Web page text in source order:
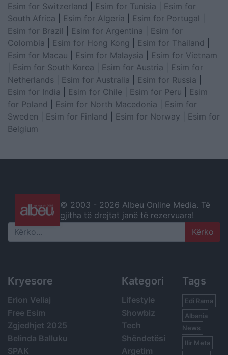
Esim for Switzerland
Esim for Tunisia
Esim for
South Africa
Esim for Algeria Esim for Portugal
Esim for Brazil
Esim for Argentina
Esim for
Colombia
Esim for Hong Kong Esim for Thailand
Esim for Macau
Esim for Malaysia
Esim for Vietnam
Esim for South Korea Esim for Austria
Esim for
Netherlands
Esim for Australia Esim for Russia
Esim for India
Esim for Chile Esim for Peru
Esim
for Poland
Esim for North Macedonia
Esim for
Sweden
Esim for Finland Esim for Norway
Esim for
Belgium
© 2003 - 2026 Albeu Online Media. Të
gjitha të drejtat janë të rezervuara!
Search
Kryesore
Erion Veliaj
Free Esim
Zgjedhjet 2025
Belinda Balluku
SPAK
Kategori
Lifestyle
Showbiz
Tech
Shëndetësi
Argetim
Tags
Edi Rama
Albania
News
Ilir Meta